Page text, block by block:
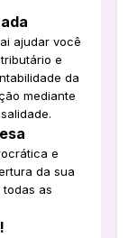
ajudar você
e
da
mediante
e
da sua
as